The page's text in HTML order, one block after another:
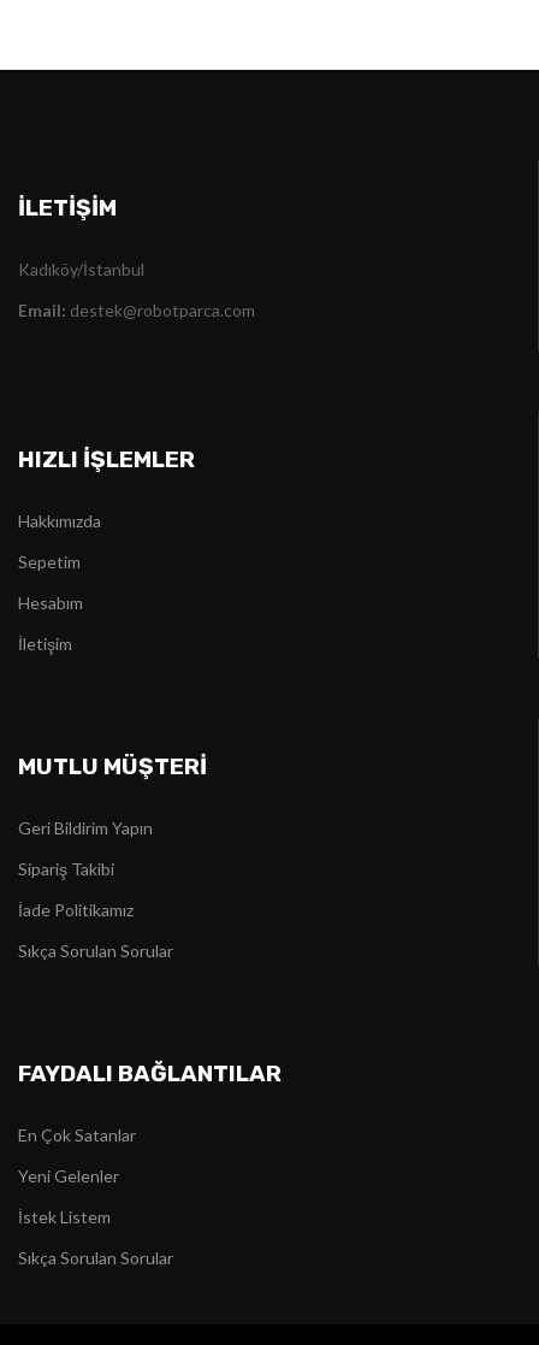
İLETIŞIM
Kadıköy/İstanbul
Email: destek@robotparca.com
HIZLI İŞLEMLER
Hakkımızda
Sepetim
Hesabım
İletişim
MUTLU MÜŞTERİ
Geri Bildirim Yapın
Sipariş Takibi
İade Politikamız
Sıkça Sorulan Sorular
FAYDALI BAĞLANTILAR
En Çok Satanlar
Yeni Gelenler
İstek Listem
Sıkça Sorulan Sorular